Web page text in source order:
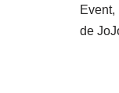
Event,
de